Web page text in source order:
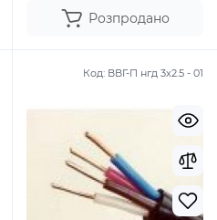
Розпродано
Код: ВВГ-П нгд 3х2.5 - 01